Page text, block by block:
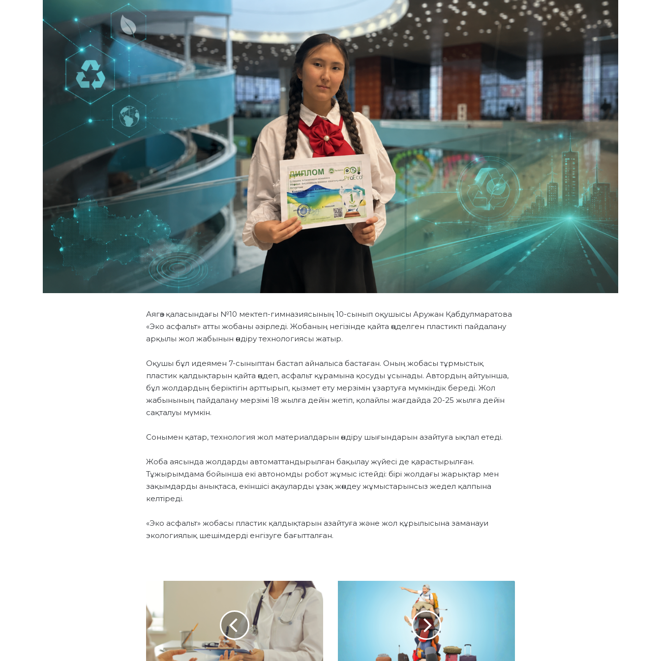
Аягөз қаласындағы №10 мектеп-гимназиясының 10-сынып оқушысы Аружан Қабдулмаратова
«Эко асфальт» атты жобаны әзірледі. Жобаның негізінде қайта өңделген пластикті пайдалану
арқылы жол жабынын өндіру технологиясы жатыр.
Оқушы бұл идеямен 7-сыныптан бастап айналыса бастаған. Оның жобасы тұрмыстық
пластик қалдықтарын қайта өңдеп, асфальт құрамына қосуды ұсынады. Автордың айтуынша,
бұл жолдардың беріктігін арттырып, қызмет ету мерзімін ұзартуға мүмкіндік береді. Жол
жабынының пайдалану мерзімі 18 жылға дейін жетіп, қолайлы жағдайда 20-25 жылға дейін
сақталуы мүмкін.
Сонымен қатар, технология жол материалдарын өндіру шығындарын азайтуға ықпал етеді.
Жоба аясында жолдарды автоматтандырылған бақылау жүйесі де қарастырылған.
Тұжырымдама бойынша екі автономды робот жұмыс істейді: бірі жолдағы жарықтар мен
зақымдарды анықтаса, екіншісі ақауларды ұзақ жөндеу жұмыстарынсыз жедел қалпына
келтіреді.
«Эко асфальт» жобасы пластик қалдықтарын азайтуға және жол құрылысына заманауи
экологиялық шешімдерді енгізуге бағытталған.
К
Е
К
Л
И